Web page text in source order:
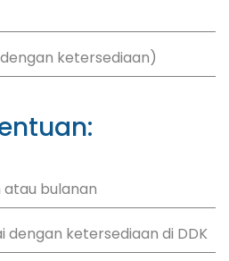
ketersediaan)
atau bulanan
dengan ketersediaan di DDK